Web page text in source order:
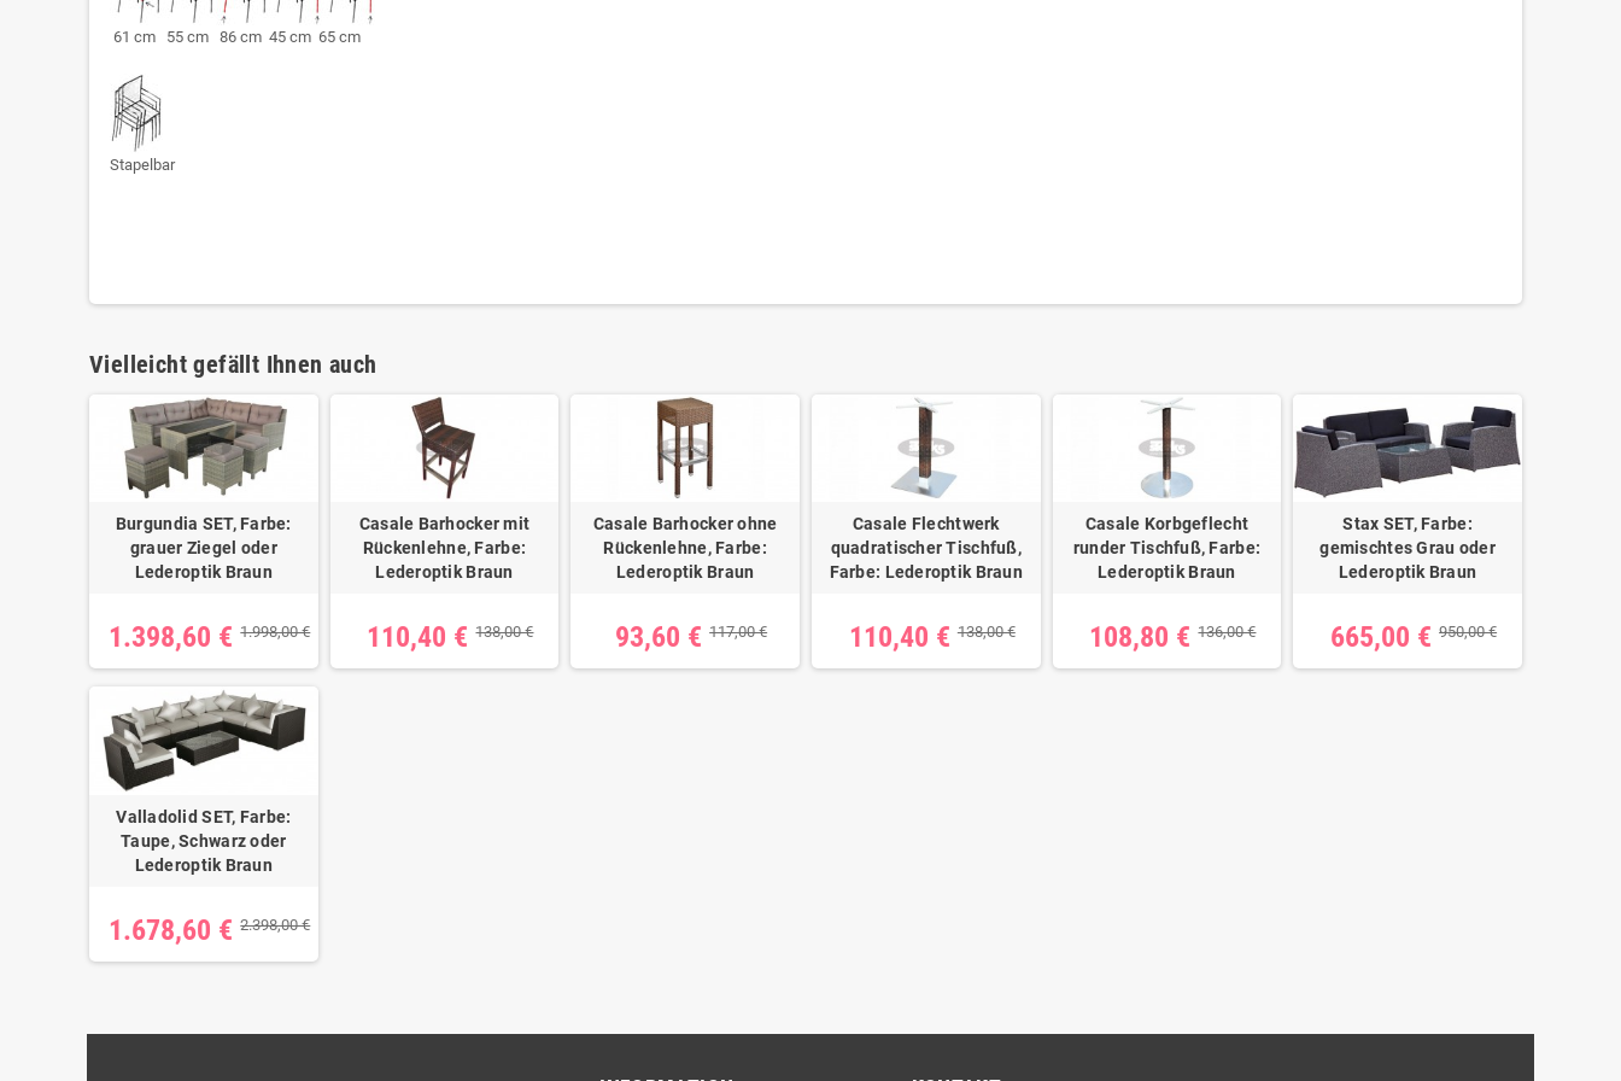
61 cm 55 cm 86 cm 45 cm 65 cm
Stapelbar
Vielleicht gefällt Ihnen auch
Burgundia SET, Farbe:
grauer Ziegel oder
Lederoptik Braun
1.398,60 € 1.998,00 €
Casale Barhocker mit
Rückenlehne, Farbe:
Lederoptik Braun
110,40 € 138,00 €
Casale Barhocker ohne
Rückenlehne, Farbe:
Lederoptik Braun
93,60 € 117,00 €
Casale Flechtwerk
quadratischer Tischfuß,
Farbe: Lederoptik Braun
110,40 € 138,00 €
Casale Korbgeflecht
runder Tischfuß, Farbe:
Lederoptik Braun
108,80 € 136,00 €
Stax SET, Farbe:
gemischtes Grau oder
Lederoptik Braun
665,00 € 950,00 €
Valladolid SET, Farbe:
Taupe, Schwarz oder
Lederoptik Braun
1.678,60 € 2.398,00 €